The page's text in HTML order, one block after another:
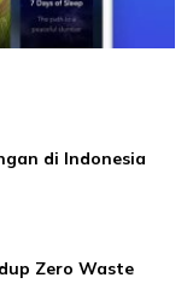
di Indonesia
Zero Waste